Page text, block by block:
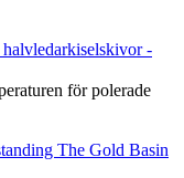
halvledarkiselskivor -
för polerade